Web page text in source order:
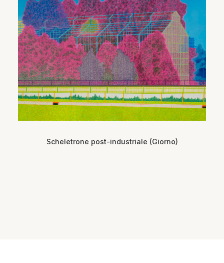
Scheletrone post-industriale (Giorno)